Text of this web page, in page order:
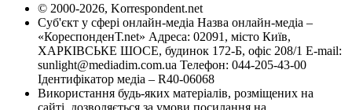
© 2000-2026, Korrespondent.net
Суб'єкт у сфері онлайн-медіа Назва онлайн-медіа –
«КореспонденТ.net» Адреса: 02091, місто Київ,
ХАРКІВСЬКЕ ШОСЕ, будинок 172-Б, офіс 208/1 E-mail:
sunlight@mediadim.com.ua Телефон: 044-205-43-00
Ідентифікатор медіа – R40-06068
Використання будь-яких матеріалів, розміщених на
сайті, дозволяється за умови посилання на